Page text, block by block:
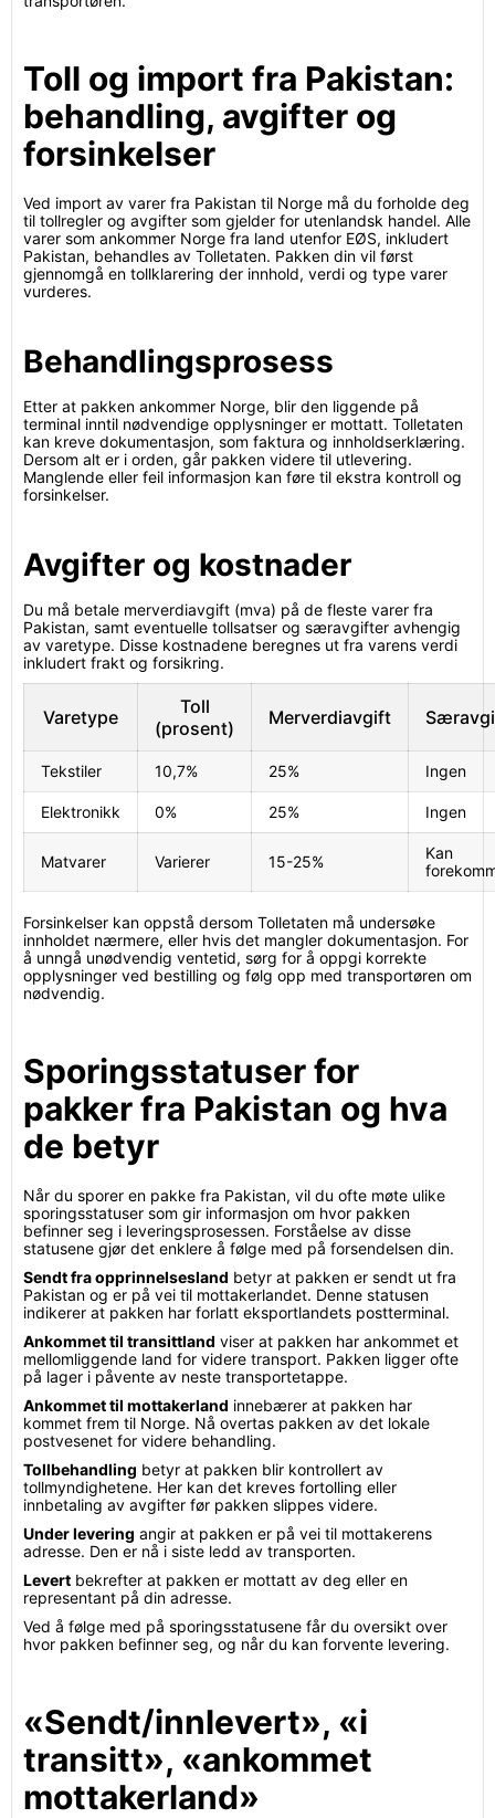
Toll og import fra Pakistan:
behandling, avgifter og
forsinkelser
Ved import av varer fra Pakistan til Norge må du forholde deg
til tollregler og avgifter som gjelder for utenlandsk handel. Alle
varer som ankommer Norge fra land utenfor EØS, inkludert
Pakistan, behandles av Tolletaten. Pakken din vil først
gjennomgå en tollklarering der innhold, verdi og type varer
vurderes.
Behandlingsprosess
Etter at pakken ankommer Norge, blir den liggende på
terminal inntil nødvendige opplysninger er mottatt. Tolletaten
kan kreve dokumentasjon, som faktura og innholdserklæring.
Dersom alt er i orden, går pakken videre til utlevering.
Manglende eller feil informasjon kan føre til ekstra kontroll og
forsinkelser.
Avgifter og kostnader
Du må betale merverdiavgift (mva) på de fleste varer fra
Pakistan, samt eventuelle tollsatser og særavgifter avhengig
av varetype. Disse kostnadene beregnes ut fra varens verdi
inkludert frakt og forsikring.
Varetype
Toll
(prosent)
Merverdiavgift
Tekstiler 10,7% 25% Ingen
Elektronikk 0% 25% Ingen
Matvarer Varierer 15-25%
Kan
Forsinkelser kan oppstå dersom Tolletaten må undersøke
innholdet nærmere, eller hvis det mangler dokumentasjon. For
å unngå unødvendig ventetid, sørg for å oppgi korrekte
opplysninger ved bestilling og følg opp med transportøren om
nødvendig.
Sporingsstatuser for
pakker fra Pakistan og hva
de betyr
Når du sporer en pakke fra Pakistan, vil du ofte møte ulike
sporingsstatuser som gir informasjon om hvor pakken
befinner seg i leveringsprosessen. Forståelse av disse
statusene gjør det enklere å følge med på forsendelsen din.
Sendt fra opprinnelsesland betyr at pakken er sendt ut fra
Pakistan og er på vei til mottakerlandet. Denne statusen
indikerer at pakken har forlatt eksportlandets postterminal.
Ankommet til transittland viser at pakken har ankommet et
mellomliggende land for videre transport. Pakken ligger ofte
på lager i påvente av neste transportetappe.
Ankommet til mottakerland innebærer at pakken har
kommet frem til Norge. Nå overtas pakken av det lokale
postvesenet for videre behandling.
Tollbehandling betyr at pakken blir kontrollert av
tollmyndighetene. Her kan det kreves fortolling eller
innbetaling av avgifter før pakken slippes videre.
Under levering angir at pakken er på vei til mottakerens
adresse. Den er nå i siste ledd av transporten.
Levert bekrefter at pakken er mottatt av deg eller en
representant på din adresse.
Ved å følge med på sporingsstatusene får du oversikt over
hvor pakken befinner seg, og når du kan forvente levering.
«Sendt/innlevert», «i
transitt», «ankommet
mottakerland»